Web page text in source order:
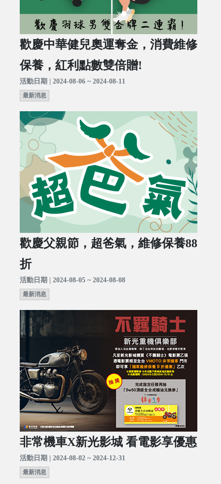
歡慶中華健兒奧運奪金，消費維修
保養，紅利點數雙倍贈!
活動日期 | 2024-08-06 ~ 2024-08-11
最新消息
歡慶父親節，超爸氣，維修保養88
折
活動日期 | 2024-08-05 ~ 2024-08-08
最新消息
非常機車X新光影城 看電影享優惠
活動日期 | 2024-08-02 ~ 2024-12-31
最新消息